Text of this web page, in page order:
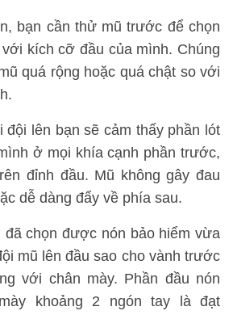
bạn cần thử mũ trước để chọn
kích cỡ đầu của mình. Chúng
quá rộng hoặc quá chật so với
đội lên bạn sẽ cảm thấy phần lót
ở mọi khía cạnh phần trước,
đỉnh đầu. Mũ không gây đau
dễ dàng đẩy về phía sau.
chọn được nón bảo hiểm vừa
mũ lên đầu sao cho vành trước
với chân mày. Phần đầu nón
khoảng 2 ngón tay là đạt